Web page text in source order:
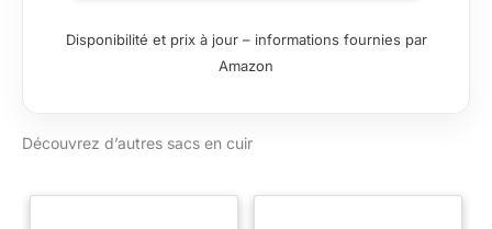
Disponibilité et prix à jour – informations fournies par
Amazon
Découvrez d’autres sacs en cuir